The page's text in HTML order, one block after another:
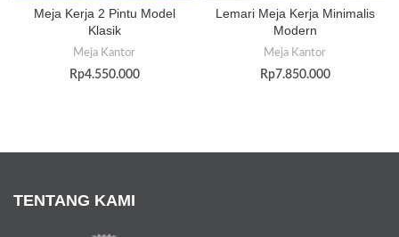
Meja Kerja 2 Pintu Model
Klasik
Meja Kantor
Rp4.550.000
Lemari Meja Kerja Minimalis
Modern
Meja Kantor
Rp7.850.000
TENTANG KAMI